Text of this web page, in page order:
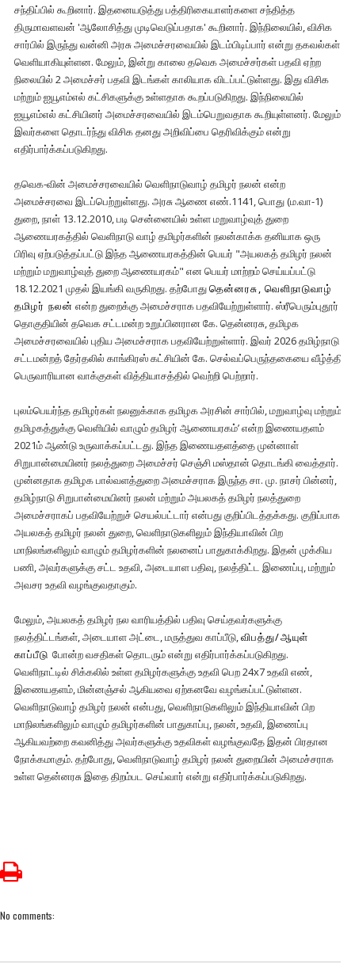
சந்திப்பில் கூறினார். இதனையடுத்து பத்திரிகையாளர்களை சந்தித்த
திருமாவளவன் 'ஆலோசித்து முடிவெடுப்பதாக' கூறினார். இந்நிலையில், விசிக
சார்பில் இருந்து வன்னி அரசு அமைச்சரவையில் இடம்பிடிப்பார் என்று தகவல்கள்
வெளியாகியுள்ளன. மேலும், இன்று காலை தவெக அமைச்சர்கள் பதவி ஏற்ற
நிலையில் 2 அமைச்சர் பதவி இடங்கள் காலியாக விடப்பட்டுள்ளது. இது விசிக
மற்றும் ஐயூஎம்எல் கட்சிகளுக்கு உள்ளதாக கூறப்படுகிறது. இந்நிலையில்
ஐயூஎம்எல் கட்சியினர் அமைச்சரவையில் இடம்பெறுவதாக கூறியுள்ளனர். மேலும்
இவர்களை தொடர்ந்து விசிக தனது அறிவிப்பை தெரிவிக்கும் என்று
எதிர்பார்க்கப்படுகிறது.
தவெக-வின் அமைச்சரவையில் வெளிநாடுவாழ் தமிழர் நலன் என்ற
அமைச்சரவை இடப்பெற்றுள்ளது. அரசு ஆணை எண்.1141, பொது (ம.வா-1)
துறை, நாள் 13.12.2010, படி சென்னையில் உள்ள மறுவாழ்வுத் துறை
ஆணையரகத்தில் வெளிநாடு வாழ் தமிழர்களின் நலன்காக்க தனியாக ஒரு
பிரிவு ஏற்படுத்தப்பட்டு இந்த ஆணையரகத்தின் பெயர் "அயலகத் தமிழர் நலன்
மற்றும் மறுவாழ்வுத் துறை ஆணையரகம்" என பெயர் மாற்றம் செய்யப்பட்டு
18.12.2021 முதல் இயங்கி வருகிறது. தற்போதுதென்னரசு, வெளிநாடுவாழ்
தமிழர் நலன் என்ற துறைக்கு அமைச்சராக பதவியேற்றுள்ளார். ஸ்ரீபெரும்புதூர்
தொகுதியின் தவெக சட்டமன்ற உறுப்பினரான கே. தென்னரசு, தமிழக
அமைச்சரவையில் புதிய அமைச்சராக பதவியேற்றுள்ளார். இவர் 2026 தமிழ்நாடு
சட்டமன்றத் தேர்தலில் காங்கிரஸ் கட்சியின் கே. செல்வப்பெருந்தகையை வீழ்த்தி
பெருவாரியான வாக்குகள் வித்தியாசத்தில் வெற்றி பெற்றார்.
புலம்பெயர்ந்த தமிழர்கள் நலனுக்காக தமிழக அரசின் சார்பில், மறுவாழ்வு மற்றும்
தமிழகத்துக்கு வெளியில் வாழும் தமிழர் ஆணையரகம்’ என்ற இணையதளம்
2021ம் ஆண்டு உருவாக்கப்பட்டது. இந்த இணையதளத்தை முன்னாள்
சிறுபான்மையினர் நலத்துறை அமைச்சர் செஞ்சி மஸ்தான் தொடங்கி வைத்தார்.
முன்னதாக தமிழக பால்வளத்துறை அமைச்சராக இருந்த சா. மு. நாசர் பின்னர்,
தமிழ்நாடு சிறுபான்மையினர் நலன் மற்றும் அயலகத் தமிழர் நலத்துறை
அமைச்சராகப் பதவியேற்றுச் செயல்பட்டார் என்பது குறிப்பிடத்தக்கது. குறிப்பாக
அயலகத் தமிழர் நலன் துறை, வெளிநாடுகளிலும் இந்தியாவின் பிற
மாநிலங்களிலும் வாழும் தமிழர்களின் நலனைப் பாதுகாக்கிறது. இதன் முக்கிய
பணி, அவர்களுக்கு சட்ட உதவி, அடையாள பதிவு, நலத்திட்ட இணைப்பு, மற்றும்
அவசர உதவி வழங்குவதாகும்.
மேலும், அயலகத் தமிழர் நல வாரியத்தில் பதிவு செய்தவர்களுக்கு
நலத்திட்டங்கள், அடையாள அட்டை, மருத்துவ காப்பீடு,விபத்து/ஆயுள்
காப்பீடு போன்ற வசதிகள் தொடரும் என்று எதிர்பார்க்கப்படுகிறது.
வெளிநாட்டில் சிக்கலில் உள்ள தமிழர்களுக்கு உதவி பெற 24x7 உதவி எண்,
இணையதளம், மின்னஞ்சல் ஆகியவை ஏற்கனவே வழங்கப்பட்டுள்ளன.
வெளிநாடுவாழ் தமிழர் நலன் என்பது, வெளிநாடுகளிலும் இந்தியாவின் பிற
மாநிலங்களிலும் வாழும் தமிழர்களின் பாதுகாப்பு, நலன், உதவி, இணைப்பு
ஆகியவற்றை கவனித்து அவர்களுக்கு உதவிகள் வழங்குவதே இதன் பிரதான
நோக்கமாகும். தற்போது, வெளிநாடுவாழ் தமிழர் நலன் துறையின் அமைச்சராக
உள்ள தென்னரசு இதை திறம்பட செய்வார் என்று எதிர்பார்க்கப்படுகிறது.
No comments: